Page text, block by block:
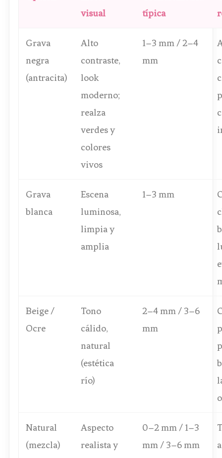
visual
típica
Grava
negra
(antracita)
Alto
contraste,
look
moderno;
realza
verdes y
colores
vivos
1–3 mm / 2–4
mm
Grava
blanca
Escena
luminosa,
limpia y
amplia
1–3 mm
Beige /
Ocre
Tono
cálido,
natural
(estética
río)
2–4 mm / 3–6
mm
Natural
(mezcla)
Aspecto
realista y
0–2 mm / 1–3
mm / 3–6 mm